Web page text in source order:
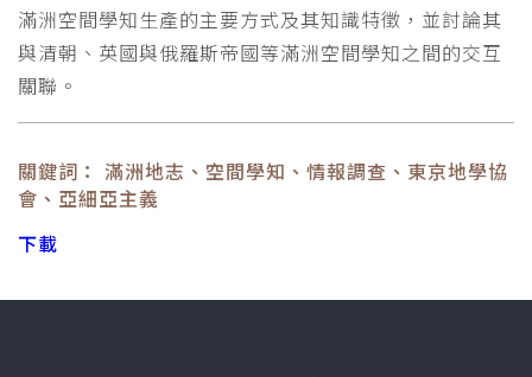
滿洲空間學知生產的主要方式及其知識特徵，並討論其
與清朝、英國與俄羅斯帝國等滿洲空間學知之間的交互
關聯。
關鍵詞： 滿洲地志、空間學知、情報調查、東京地學協
會、亞細亞主義
下載